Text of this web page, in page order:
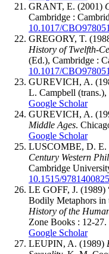
GRANT, E. (2001)
Cambridge :
10.1017/
GREGORY, T.
History of Twelfth-
(Ed.), Cambridge :
10.1017/
GUREVICH, A.
L. Campbell
Google Scholar
GUREVICH, A.
Middle Ages.
Google Scholar
LUSCOMBE, D. E.
Century Western
Cambridge
10.1515/
LE GOFF, J. (1989)
Bodily Metaphors in
History of the
Zone Books : 12-27.
Google Scholar
LEUPIN, A. (1989)